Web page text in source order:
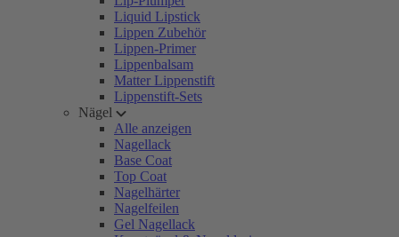
Liquid Lipstick
Lippen Zubehör
Lippen-Primer
Lippenbalsam
Matter Lippenstift
Lippenstift-Sets
Nägel
Alle anzeigen
Nagellack
Base Coat
Top Coat
Nagelhärter
Nagelfeilen
Gel Nagellack